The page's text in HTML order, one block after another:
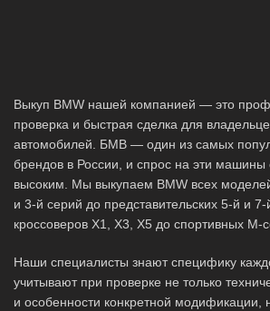
Выкуп BMW нашей компанией — это
проверка и быстрая сделка для
автомобилей. БМВ — один из самых
брендов в России, и спрос на эти машины
высоким. Мы выкупаем BMW всех
и 3-й серий до представительских 5-й и
кроссоверов X1, X3, X5 до спортивных M-
Наши специалисты знают специфику
учитывают при проверке не только
и особенности конкретной модификации,